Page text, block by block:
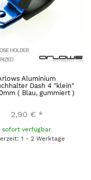
Aluminium
Dash 4 "klein"
( Blau, gummiert )
2,90 € *
sofort verfügbar
1 - 2 Werktage